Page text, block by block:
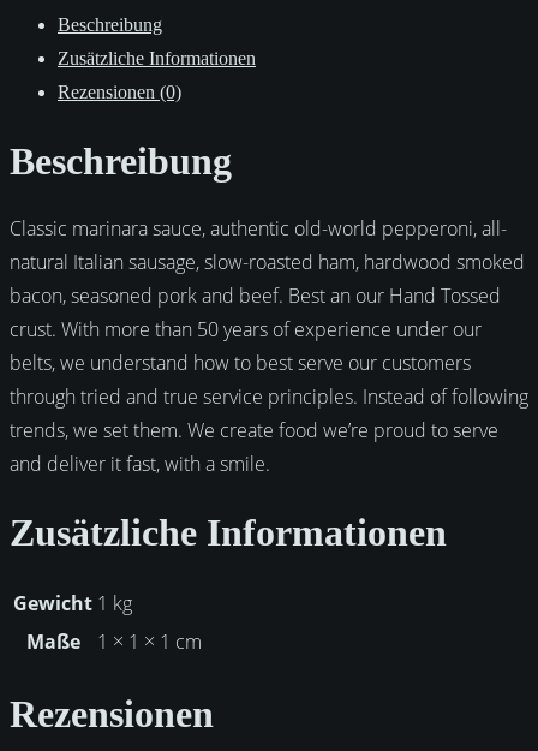
Beschreibung
Zusätzliche Informationen
Rezensionen (0)
Beschreibung
Classic marinara sauce, authentic old-world pepperoni, all-
natural Italian sausage, slow-roasted ham, hardwood smoked
bacon, seasoned pork and beef. Best an our Hand Tossed
crust. With more than 50 years of experience under our
belts, we understand how to best serve our customers
through tried and true service principles. Instead of following
trends, we set them. We create food we’re proud to serve
and deliver it fast, with a smile.
Zusätzliche Informationen
Gewicht 1 kg
Maße
1 × 1 × 1 cm
Rezensionen